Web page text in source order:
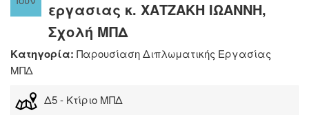
εργασιας κ. ΧΑΤΖΑΚΗ ΙΩΑΝΝΗ,
Σχολή ΜΠΔ
Κατηγορία: Παρουσίαση Διπλωματικής Εργασίας
ΜΠΔ
Δ5 - Κτίριο ΜΠΔ